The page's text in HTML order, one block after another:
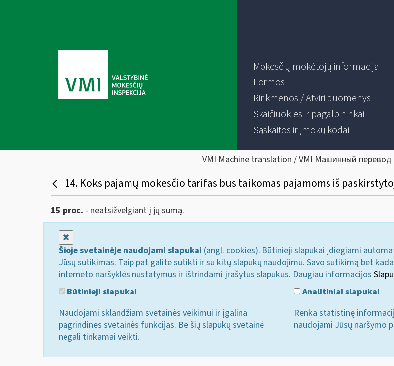
Mokesčių mokėtojų informacija
Formos
Rinkmenos / Atviri duomenys
Skaičiuoklės ir pagalbininkai
Sąskaitos ir įmokų kodai
VMI Machine translation / VMI Машинный
14. Koks pajamų mokesčio tarifas bus taikomas pajamoms iš
15 proc. - neatsižvelgiant į jų sumą.
Šioje svetainėje naudojami slapukai (angl. cookies). Būtinieji slapukai įdiegiami
Jūsų sutikimas. Taip pat galite sutikti ir su kitų slapukų naudojimu. Savo sutikimą bet
interneto naršyklės nustatymus ir ištrindami įrašytus slapukus. Daugiau informacijos
Būtinieji slapukai
Naudojami sklandžiam svetainės veikimui ir įgalina
pagrindines svetainės funkcijas. Be šių slapukų svetainė
negali tinkamai veikti.
Analitiniai slapukai
Renka statistinę
naudojami Jūsų naršymo